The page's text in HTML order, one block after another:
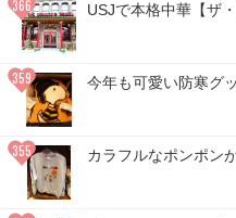
USJで本格中華【ザ
今年も可愛い防寒グ
カラフルなポンポン